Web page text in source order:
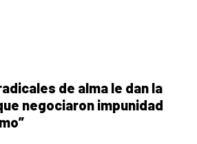
de alma le dan la
negociaron impunidad